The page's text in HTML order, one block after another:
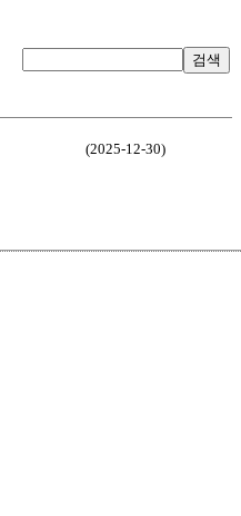
검색
(2025-12-30)